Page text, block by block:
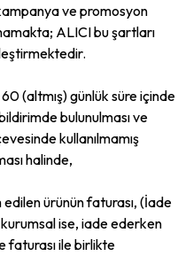
ve promosyon
ALICI bu şartları
60 (altmış) günlük süre içinde
bulunulması ve
kullanılmamış
halinde,
ürünün faturası, (İade
ise, iade ederken
faturası ile birlikte